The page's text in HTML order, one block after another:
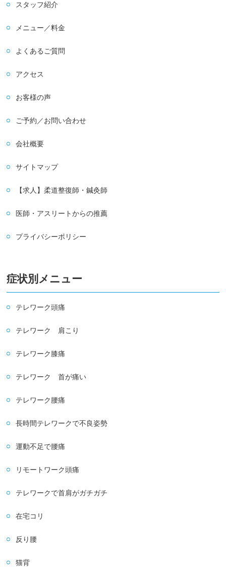
スタッフ紹介
メニュー／料金
よくあるご質問
アクセス
お客様の声
ご予約／お問い合わせ
会社概要
サイトマップ
【求人】柔道整復師・鍼灸師
医師・アスリートからの推薦
プライバシーポリシー
症状別メニュー
テレワーク頭痛
テレワーク 肩こり
テレワーク膝痛
テレワーク 首が痛い
テレワーク腰痛
長時間テレワークで不良姿勢
運動不足で腰痛
リモートワーク頭痛
テレワークで首肩がガチガチ
在宅コリ
反り腰
猫背